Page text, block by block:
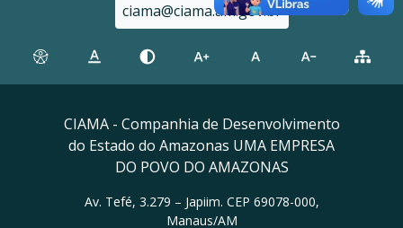
ciama@ciama.am.gov.br
CIAMA - Companhia de Desenvolvimento
do Estado do Amazonas UMA EMPRESA
DO POVO DO AMAZONAS
Av. Tefé, 3.279 – Japiim. CEP 69078-000,
Manaus/AM